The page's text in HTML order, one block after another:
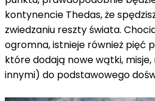
kontynencie Thedas, że
zwiedzaniu reszty świata.
ogromna, istnieje również pięć
które dodają nowe wątki,
innymi) do podstawowego